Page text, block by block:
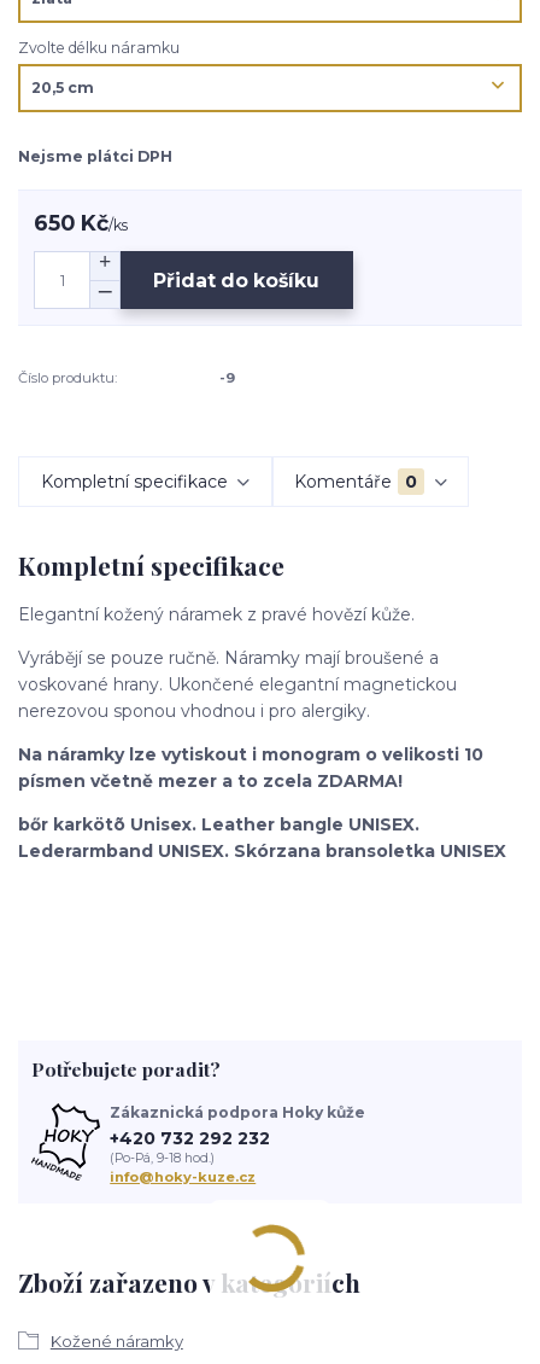
Zvolte délku náramku
Nejsme plátci DPH
650 Kč/ks
Přidat do košíku
Číslo produktu: -9
Kompletní specifikace Komentáře 0
Kompletní specifikace
Elegantní kožený náramek z pravé hovězí kůže.
Vyrábějí se pouze ručně. Náramky mají broušené a
voskované hrany. Ukončené elegantní magnetickou
nerezovou sponou vhodnou i pro alergiky.
Na náramky lze vytiskout i monogram o velikosti 10
písmen včetně mezer a to zcela ZDARMA!
bőr karkötõ Unisex. Leather bangle UNISEX.
Lederarmband UNISEX. Skórzana bransoletka UNISEX
Zboží zařazeno v kategoriích
Kožené náramky
Potřebujete poradit?
Zákaznická podpora Hoky kůže
+420 732 292 232
(Po-Pá, 9-18 hod.)
info@hoky-kuze.cz